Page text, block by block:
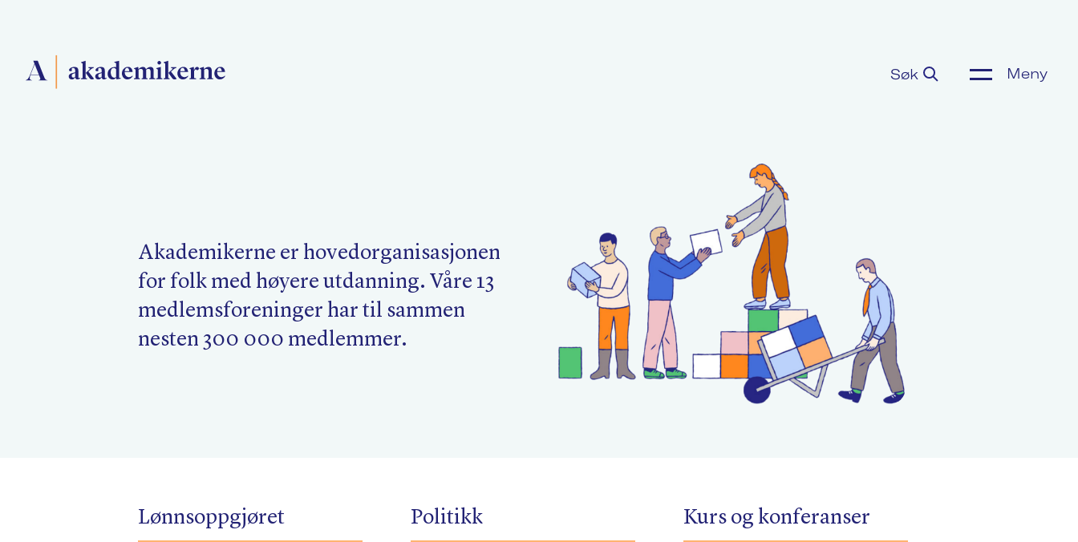
Søk Meny
For media
Akademikerne Pluss Nyheter Om Akademikerne
Akademikerne er hovedorganisasjonen
for folk med høyere utdanning. Våre 13
medlemsforeninger har til sammen
nesten 300 000 medlemmer.
Lønnsoppgjøret Politikk Kurs og konferanser